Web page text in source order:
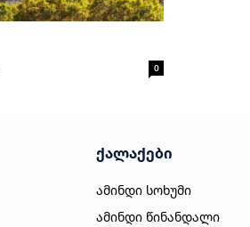
0
ქალაქები
ამინდი სოხუმი
ამინდი წინანდალი